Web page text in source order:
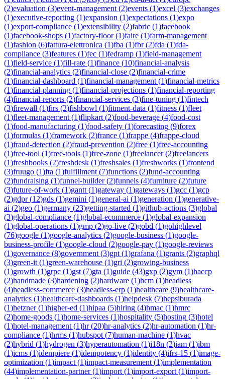
(2)evaluation (3)event-management (2)events (1)excel (3)exchanges
(1)executive-reporting (1)expansion (1)expectations (1)expo
(1)export-compliance (1)extensibility (2)fabric (1)facebook
(1)facebook-shops (1)factory-floor(1)faire (1)farm-management
(1)fashion (6)fattura-elettronica (1)fba (1)fbr(2)fda (1)fda-
compliance (3)features (1)fec (1)fedramp (1)field-management
(1)field-service (1)fill-rate (1)finance (10)financial-analysis
(2)financial-analytics (2)financial-close (2)financial-crime
(1)financial-dashboard (1)financial-management (1)financial-metrics
(1)financial-planning (1)financial-projections (1)financial-reporting
(4)financial-reports (2)financial-services (3)fine-tuning (1)fintech
(3)firewall (1)firs (2)fishbowl (1)fitment-data (1)fitness (1)fleet
(1)fleet-management (1)flipkart (2)food-beverage (4)food-cost
(1)food-manufacturing (1)food-safety (1)forecasting (9)forex
(1)formulas (1)framework (2)france (1)frappe (4)frappe-cloud
(1)fraud-detection (2)fraud-prevention (2)free (1)free-accounting
(1)free-tool (1)free-tools (1)free-zone (1)freelancer(2)freelancers
(1)freshbooks (2)freshdesk (1)freshsales (1)freshworks (1)frontend
(3)fruugo (1)fta (1)fulfillment (7)functions (2)fund-accounting
(2)fundraising (1)funnel-builder(2)funnels (4)furniture (2)future
(3)future-of-work (1)gantt (1)gateway (1)gateways (1)gcc (1)gcp
(2)gdpr(12)gds (1)gemini (1)general-ai (1)generation (1)generative-
ai (2)geo (1)germany (23)getting-started (1)github-actions (3)global
(3)global-compliance (1)global-ecommerce (1)global-expansion
(1)global-operations (1)gmp (2)go-live (2)gobd (1)gohighlevel
(76)google (1)google-analytics (2)google-business (1)google-
business-profile (1)google-cloud (2)google-pay (1)google-reviews
(1)governance (8)government (3)gpt (1)grafana (1)grants (2)graphql
(3)green-it (1)green-warehouse (1)gri (2)growing-business
(1)growth (1)grpc (1)gst (7)gta (1)guide (43)gxp (2)gym (1)haccp
(2)handmade (3)hardening (2)hardware (1)hcm (1)headless
(4)headless-commerce (3)headless-erp (1)healthcare (9)healthcare-
analytics (1)healthcare-dashboards (1)helpdesk (7)hepsiburada
(1)hetzner(1)higher-ed (1)hipaa (5)hiring (4)hmac (1)hmrc
(2)home-goods (1)home-services (1)hospitality (5)hosting (3)hotel
(1)hotel-management (1)hr(20)hr-analytics (2)hr-automation (1)hr-
compliance (1)hrms (1)hubspot (7)human-machine (1)hvac
(2)hybrid (1)hydrogen (3)hyperautomation (1)i18n (2)iam (1)ibm
(1)icms (1)idempiere (1)idempotency (1)identity (4)ifrs-15 (1)image-
optimization (1)impact (1)impact-measurement (1)implementation
(44)implementation-partner(1)import (1)import-export (1)import-